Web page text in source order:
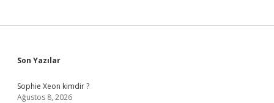
Sidebar
Son Yazılar
Sophie Xeon kimdir ?
Ağustos 8, 2026